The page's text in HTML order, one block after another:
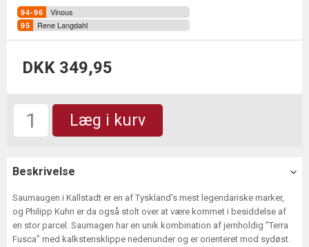
Vinous
Rene Langdahl
DKK 349,95
Læg i kurv
Beskrivelse
Saumaugen i Kallstadt er en af Tyskland's mest legendariske marker,
og Philipp Kuhn er da også stolt over at være kommet i besiddelse af
en stor parcel. Saumagen har en unik kombination af jernholdig ”Terra
Fusca” med kalkstensklippe nedenunder og er orienteret mod sydøst.